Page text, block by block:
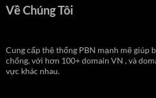
Về Chúng Tôi
Cung cấp thệ thống PBN mạnh mẽ giúp
chống, với hơn 100+ domain VN , và
vực khác nhau.